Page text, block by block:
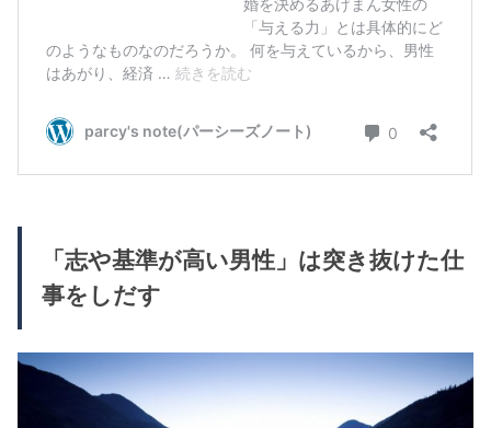
「志や基準が高い男性」は突き抜けた仕
事をしだす